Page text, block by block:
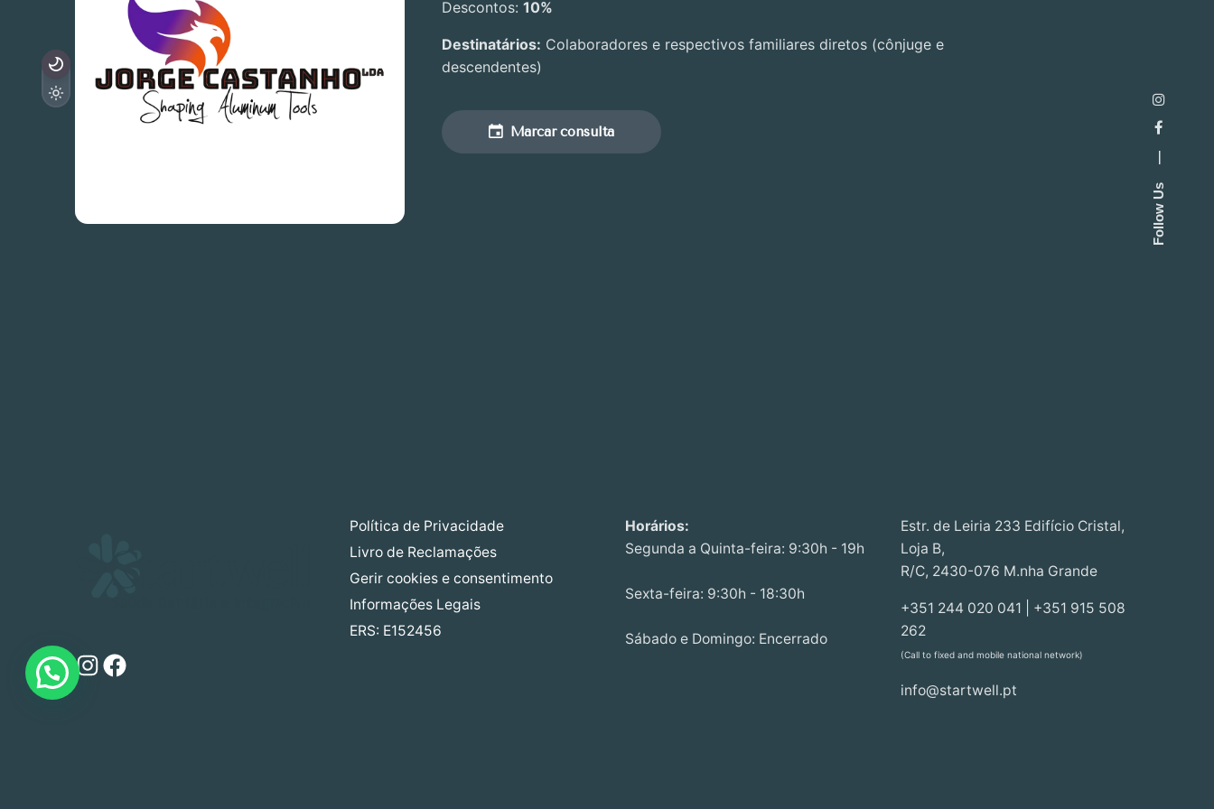
Follow Us
Descontos: 10%
Destinatários: Colaboradores e respectivos familiares diretos (cônjuge e
descendentes)
Marcar consulta
Instagram
Facebook
Política de Privacidade
Livro de Reclamações
Gerir cookies e consentimento
Informações Legais
ERS: E152456
Horários:
Segunda a Quinta-feira: 9:30h - 19h
Sexta-feira: 9:30h - 18:30h
Sábado e Domingo: Encerrado
Estr. de Leiria 233 Edifício Cristal,
Loja B,
R/C, 2430-076 M.nha Grande
+351 244 020 041 | +351 915 508
262
(Call to fixed and mobile national network)
info@startwell.pt